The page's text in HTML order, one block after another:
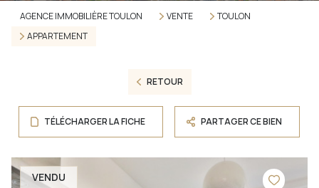
AGENCE IMMOBILIÈRE TOULON VENTE
TOULON
APPARTEMENT
RETOUR
TÉLÉCHARGER LA FICHE PARTAGER CE BIEN
VENDU